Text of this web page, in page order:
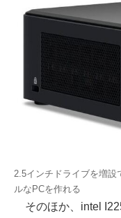
2.5インチドライブを増
ルなPCを作れる
そのほか、intel